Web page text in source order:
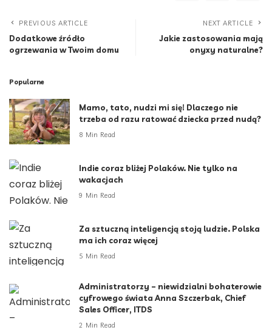
PREVIOUS ARTICLE
Dodatkowe źródło
ogrzewania w Twoim domu
NEXT ARTICLE
Jakie zastosowania mają
onyxy naturalne?
Popularne
Mamo, tato, nudzi mi się! Dlaczego nie
trzeba od razu ratować dziecka przed nudą?
8 Min Read
Indie coraz bliżej Polaków. Nie tylko na
wakacjach
9 Min Read
Za sztuczną inteligencją stoją ludzie. Polska
ma ich coraz więcej
5 Min Read
Administratorzy – niewidzialni bohaterowie
cyfrowego świata Anna Szczerbak, Chief
Sales Officer, ITDS
2 Min Read